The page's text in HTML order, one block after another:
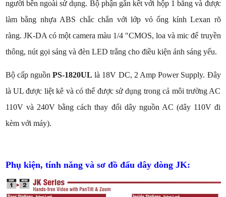
người bên ngoài sử dụng. Bộ phận gắn kết với hộp 1 băng và được
làm bằng nhựa ABS chắc chắn với lớp vỏ ống kính Lexan rõ
ràng. JK-DA có một camera màu 1/4 "CMOS, loa và mic để truyền
thông, nút gọi sáng và đèn LED trắng cho điều kiện ánh sáng yếu.
Bộ cấp nguồnPS-1820UL là 18V DC, 2 Amp Power Supply. Đây
là UL được liệt kê và có thể được sử dụng trong cả môi trường AC
110V và 240V bằng cách thay đổi dây nguồn AC (dây 110V đi
kèm với máy).
Phụ kiện, tính năng và sơ đồ đấu dây dòng JK: